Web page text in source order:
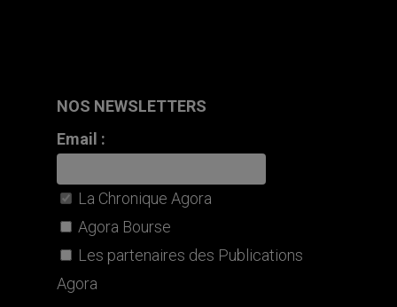
NOS NEWSLETTERS
Email :
La Chronique Agora
Agora Bourse
Les partenaires des Publications
Agora